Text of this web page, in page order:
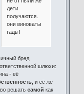
дети
получаются.
они виноваты
гады!
бред
шлюхи:
- её
, и её же
решать самой как